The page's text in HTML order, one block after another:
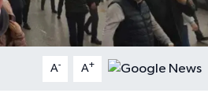
A- A+